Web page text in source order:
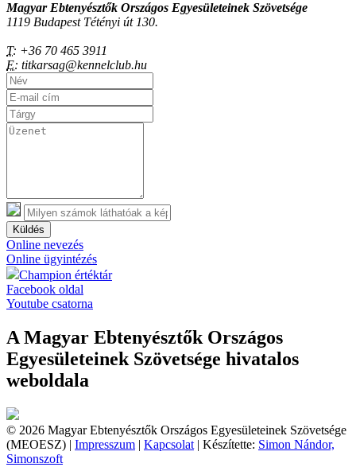
Magyar Ebtenyésztők Országos Egyesületeinek Szövetsége
1119 Budapest Tétényi út 130.
T: +36 70 465 3911
E: titkarsag@kennelclub.hu
Küldés
Online nevezés
Online ügyintézés
Champion értéktár
Facebook oldal
Youtube csatorna
A Magyar Ebtenyésztők Országos
Egyesületeinek Szövetsége hivatalos
weboldala
© 2026 Magyar Ebtenyésztők Országos Egyesületeinek Szövetsége
(MEOESZ) | Impresszum | Kapcsolat | Készítette: Simon Nándor,
Simonszoft